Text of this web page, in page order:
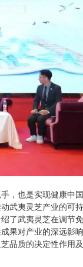
也是实现健康中
武夷灵芝产业的可
了武夷灵芝在调节
果对产业的深远影
品质的决定性作用